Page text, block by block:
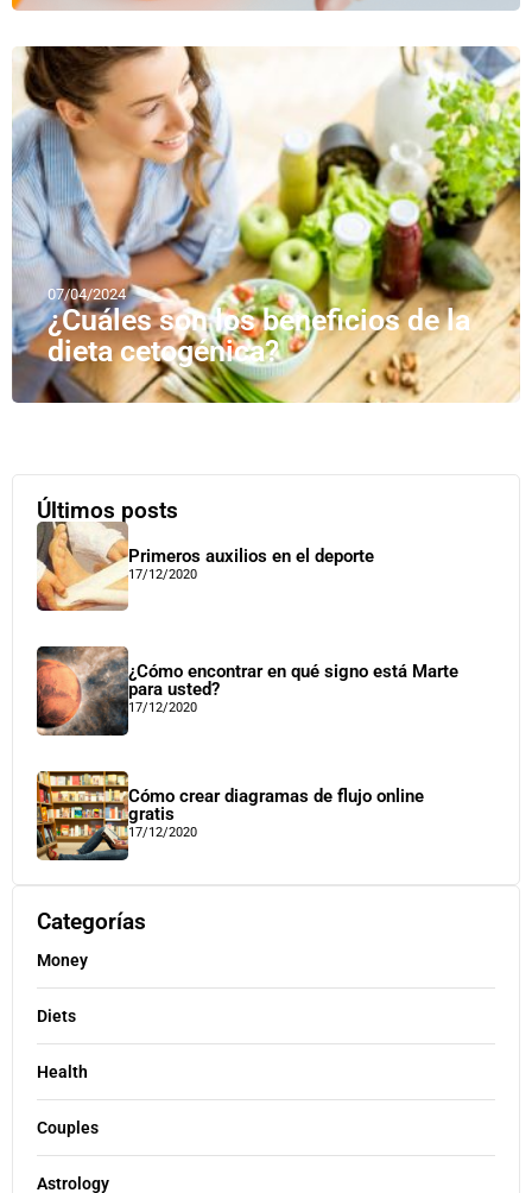
07/04/2024
¿Cuáles son los beneficios de la
dieta cetogénica?
Últimos posts
Primeros auxilios en el deporte
17/12/2020
¿Cómo encontrar en qué signo está Marte
para usted?
17/12/2020
Cómo crear diagramas de flujo online
gratis
17/12/2020
Categorías
Money
Diets
Health
Couples
Astrology